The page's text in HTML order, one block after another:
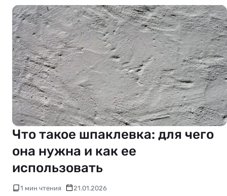
Что такое шпаклевка: для чего
она нужна и как ее
использовать
1 мин чтения 21.01.2026